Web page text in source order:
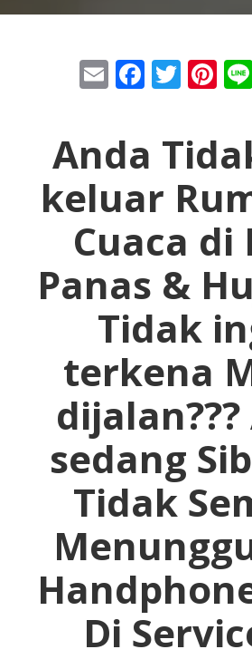
Email
Anda
keluar
Cuaca di
Panas &
Tidak
terkena
dijalan???
sedang
Tidak
Di